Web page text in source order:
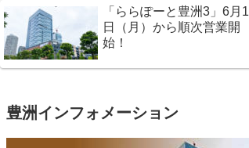
「ららぽーと豊洲3」6月1
日（月）から順次営業開
始！
豊洲インフォメーション